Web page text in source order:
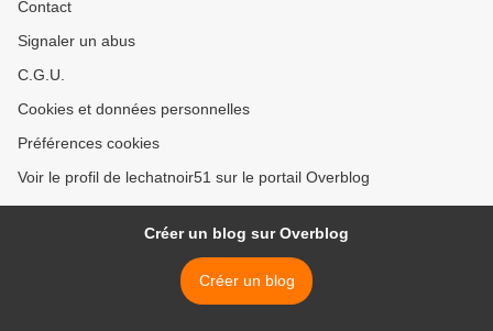
Contact
Signaler un abus
C.G.U.
Cookies et données personnelles
Préférences cookies
Voir le profil de lechatnoir51 sur le portail Overblog
Créer un blog sur Overblog
Créer un blog